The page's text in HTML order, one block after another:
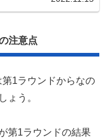
注意点
1ラウンドからなの
ょう。
第1ラウンドの結果